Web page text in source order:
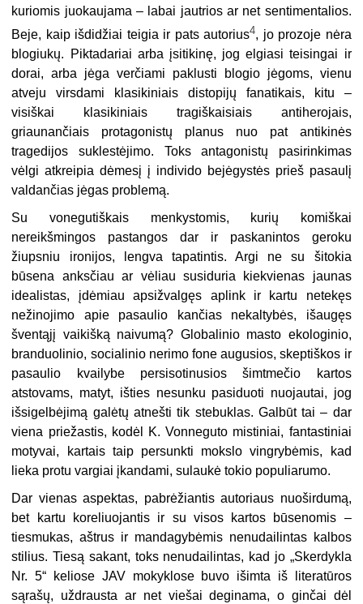
kuriomis juokaujama – labai jautrios ar net sentimentalios.
Beje, kaip išdidžiai teigia ir pats autorius4, jo prozoje nėra
blogiukų. Piktadariai arba įsitikinę, jog elgiasi teisingai ir
dorai, arba jėga verčiami paklusti blogio jėgoms, vienu
atveju virsdami klasikiniais distopijų fanatikais, kitu –
visiškai klasikiniais tragiškaisiais antiherojais,
griaunančiais protagonistų planus nuo pat antikinės
tragedijos suklestėjimo. Toks antagonistų pasirinkimas
vėlgi atkreipia dėmesį į individo bejėgystės prieš pasaulį
valdančias jėgas problemą.
Su vonegutiškais menkystomis, kurių komiškai
nereikšmingos pastangos dar ir paskanintos geroku
žiupsniu ironijos, lengva tapatintis. Argi ne su šitokia
būsena anksčiau ar vėliau susiduria kiekvienas jaunas
idealistas, įdėmiau apsižvalgęs aplink ir kartu netekęs
nežinojimo apie pasaulio kančias nekaltybės, išaugęs
šventąjį vaikišką naivumą? Globalinio masto ekologinio,
branduolinio, socialinio nerimo fone augusios, skeptiškos ir
pasaulio kvailybe persisotinusios šimtmečio kartos
atstovams, matyt, išties nesunku pasiduoti nuojautai, jog
išsigelbėjimą galėtų atnešti tik stebuklas. Galbūt tai – dar
viena priežastis, kodėl K. Vonneguto mistiniai, fantastiniai
motyvai, kartais taip persunkti mokslo vingrybėmis, kad
lieka protu vargiai įkandami, sulaukė tokio populiarumo.
Dar vienas aspektas, pabrėžiantis autoriaus nuoširdumą,
bet kartu koreliuojantis ir su visos kartos būsenomis –
tiesmukas, aštrus ir mandagybėmis nenudailintas kalbos
stilius. Tiesą sakant, toks nenudailintas, kad jo „Skerdykla
Nr. 5“ keliose JAV mokyklose buvo išimta iš literatūros
sąrašų, uždrausta ar net viešai deginama, o ginčai dėl